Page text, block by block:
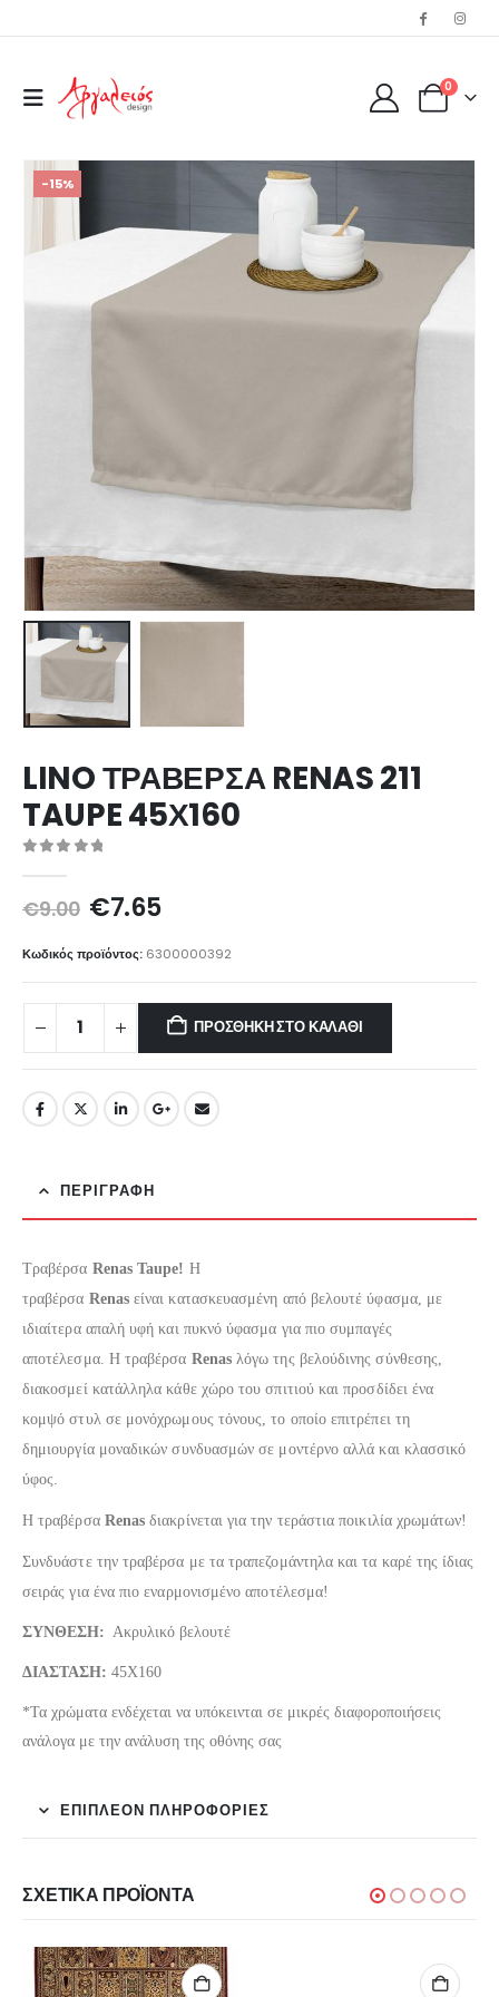
0
-15%
LINO ΤΡΑΒΕΡΣΑ RENAS 211
TAUPE 45Χ160
€9.00 Original
was:
€9.00.
€7.65Η
τιμή
είναι:
€7.65.
Κωδικός προϊόντος: 6300000392
ΠΡΟΣΘΉΚΗ ΣΤΟ ΚΑΛΆΘΙ
ΠΕΡΙΓΡΑΦΉ
Τραβέρσα Renas Taupe! Η
τραβέρσα Renas είναι κατασκευασμένη από βελουτέ ύφασμα, με
ιδιαίτερα απαλή υφή και πυκνό ύφασμα για πιο συμπαγές
αποτέλεσμα. Η τραβέρσα Renasλόγω της βελούδινης σύνθεσης,
διακοσμεί κατάλληλα κάθε χώρο του σπιτιού και προσδίδει ένα
κομψό στυλ σε μονόχρωμους τόνους, το οποίο επιτρέπει τη
δημιουργία μοναδικών συνδυασμών σε μοντέρνο αλλά και κλασσικό
ύφος.
Η τραβέρσα Renas διακρίνεται για την τεράστια ποικιλία χρωμάτων!
Συνδυάστε την τραβέρσα με τα τραπεζομάντηλα και τα καρέ της ίδιας
σειράς για ένα πιο εναρμονισμένο αποτέλεσμα!
ΣΥΝΘΕΣΗ: Ακρυλικό βελουτέ
ΔΙΑΣΤΑΣΗ: 45Χ160
*Τα χρώματα ενδέχεται να υπόκεινται σε μικρές διαφοροποιήσεις
ανάλογα με την ανάλυση της οθόνης σας
ΕΠΙΠΛΈΟΝ ΠΛΗΡΟΦΟΡΊΕΣ
ΣΧΕΤΙΚΆ ΠΡΟΪΌΝΤΑ